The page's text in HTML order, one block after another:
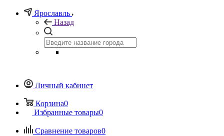
Ярославль
Назад
Личный кабинет
Корзина0
Избранные товары0
Сравнение товаров0